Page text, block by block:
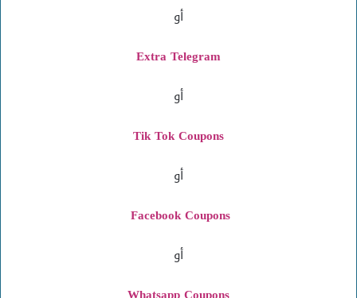
أو
Extra Telegram
أو
Tik Tok Coupons
أو
Facebook Coupons
أو